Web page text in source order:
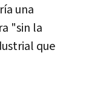
una
"sin la
que